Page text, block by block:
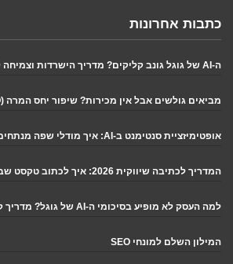
כתבות אחרונות
ה-AI של גוגל גונב קליקים? מדריך הישרדות וצמיחה ל-GEO
מביאים גולשים אבל אין מכירות? שיפור יחס המרה (CRO) בעידן ה-AI
אופטימיזציית סנטימנט ב-AI: איך מודלי שפה מנתחים את המותג שלך?
המדריך לכתיבה שיווקית 2026: איך לכתוב טקסט שבאמת מוכר
למה העסק לא מופיע בסיכומי ה-AI של גוגל? מדריך קצר 2025
המילון השלם למונחי SEO